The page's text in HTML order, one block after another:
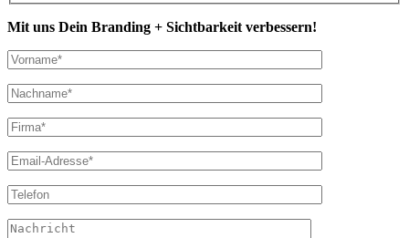
Mit uns Dein Branding + Sichtbarkeit verbessern!